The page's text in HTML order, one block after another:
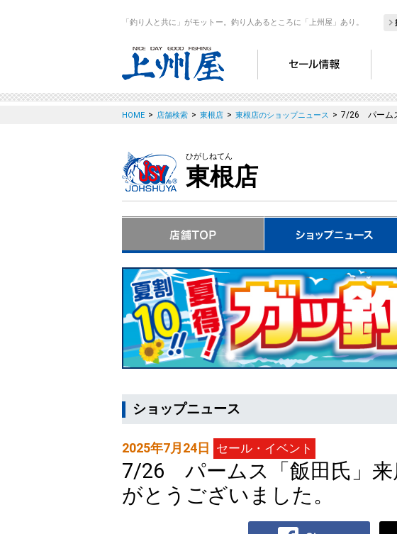
「釣り人と共に」がモットー。釣り人あるところに「上州屋」あり。
HOME > 店舗検索 > 東根店 > 東根店のショップニュース > 7/26 パーム
ひがしねてん
東根店
ショップニュース
2025年7月24日 セール・イベント
7/26 パームス「飯田氏」来
がとうございました。